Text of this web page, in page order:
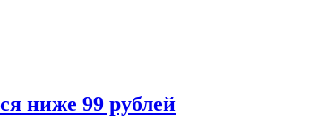
ниже 99 рублей